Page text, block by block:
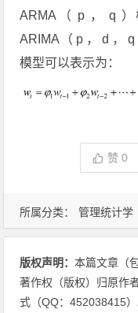
ARMA（ p ，q
ARIMA（ p ， d ， q
模型可以表示为：
赞0
所属分类： 管理统计学
版权声明：本篇文章（
著作权（版权）归原作
式（QQ：452038415）